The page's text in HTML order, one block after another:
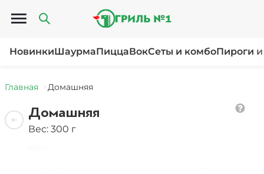
Открыть меню
НовинкиШаурмаПиццаВокСеты и комбоПироги
Главная Домашняя
Домашняя
Вес: 300 г